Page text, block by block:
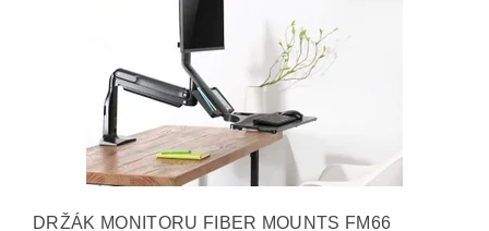
DRŽÁK MONITORU FIBER MOUNTS FM66